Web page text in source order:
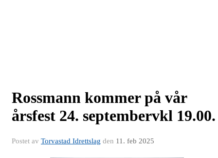
Rossmann kommer på vår
årsfest 24. septembervkl 19.00.
Postet av Torvastad Idrettslag den 11. feb 2025